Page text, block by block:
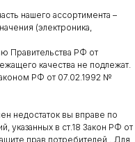
нашего ассортимента –
(электроника,
Правительства РФ от
качества не подлежат.
РФ от 07.02.1992 №
недостаток вы вправе по
указанных в ст.18 Закон РФ от
прав потребителей . Для